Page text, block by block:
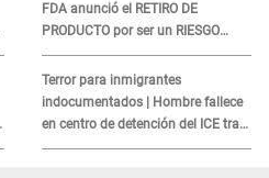
FDA anunció el RETIRO DE
PRODUCTO por ser un RIESGO
MORTAL para consumidores: ¿Cuál
es?
Terror para inmigrantes
indocumentados | Hombre fallece
en centro de detención del ICE tras
sufrir una "emergencia médica"